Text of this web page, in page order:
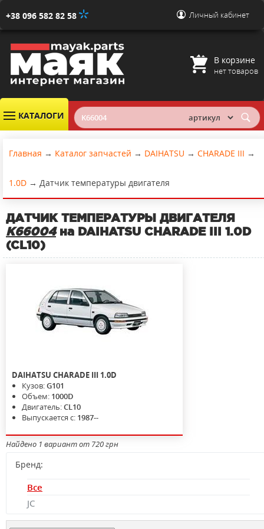
+38 096 582 82 58 Личный кабинет
В корзине
нет товаров
КАТАЛОГИ
Главная → Каталог запчастей → DAIHATSU → CHARADE III →
1.0D → Датчик температуры двигателя
ДАТЧИК ТЕМПЕРАТУРЫ ДВИГАТЕЛЯ
K66004на DAIHATSU CHARADE III 1.0D
(CL10)
DAIHATSU CHARADE III 1.0D
Кузов:G101
Объем: 1000D
Двигатель:CL10
Выпускается с: 1987--
Найдено 1 вариант от 720 грн
Бренд:
Все
JC